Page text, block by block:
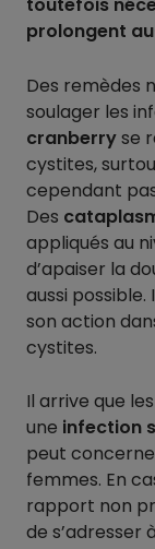
prolongent
Des remèdes
soulager les
cranberryse
cystites,
cependant
Des
appliqués au
d’apaiser la
aussi possible.
son action
cystites.
Il arrive que
une infection
peut
femmes. En
rapport non
de s’adresser